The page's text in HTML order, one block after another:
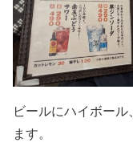
ビールにハイボー
ます。